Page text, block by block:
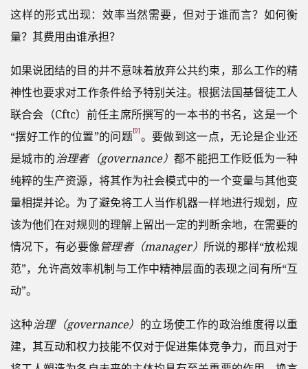
这样的形式出现：效率当然需要，但对于谁而言？如何衡
量？其费用由谁承担？
如果说团结的目的并不意味着放弃公共约束，那么工作的精
神性也要求对工作条件给予特别关注。根据法国基督徒工人
联合会（Cftc）前任主席所撰写的一本书的书名，这是一个
“摆好工作的位置”的问题[9]。要做到这一点，无论是企业还
是城市的治理者（governance）都不能把工作贬低为一种
纯粹的生产资源，将其作为社会模式中的一个变量与其他变
量相提并论。为了避免将工人当作机器一样地进行规划，应
该为他们在对规则的理解上留出一定的判断余地，在需要的
情况下，有必要像管理者（manager） 所说的那样“放松规
范”，允许高效率机制与工作中精神层面的表现之间有所“互
动”。
这种治理（governance） 的立场使工作的政治维度得以重
建，其互动和权力技能不仅对于促进集体竞争力，而且对于